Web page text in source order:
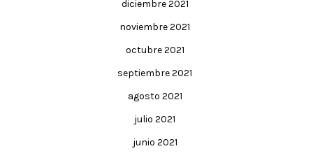
diciembre 2021
noviembre 2021
octubre 2021
septiembre 2021
agosto 2021
julio 2021
junio 2021